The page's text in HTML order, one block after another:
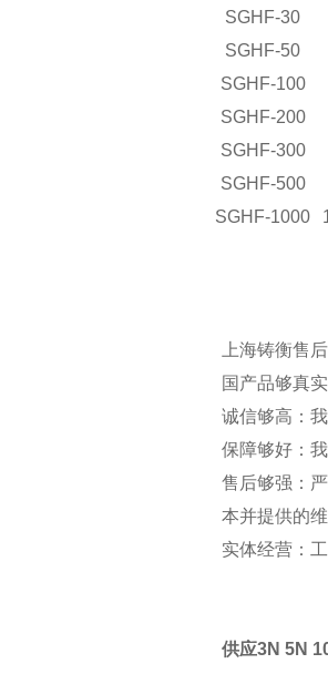
SGHF-30
SGHF-50
SGHF-100
SGHF-200
SGHF-300
SGHF-500
SGHF-1000
上海铸衡售
国产品够真
诚信够高：
保障够好：
售后够强：
本并提供的
实体经营：
供应3N 5N